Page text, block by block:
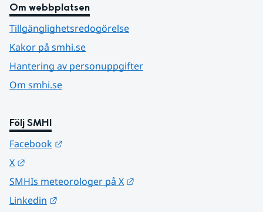
Om webbplatsen
Tillgänglighetsredogörelse
Kakor på smhi.se
Hantering av personuppgifter
Om smhi.se
Följ SMHI
Facebook
X
SMHIs meteorologer på X
Linkedin